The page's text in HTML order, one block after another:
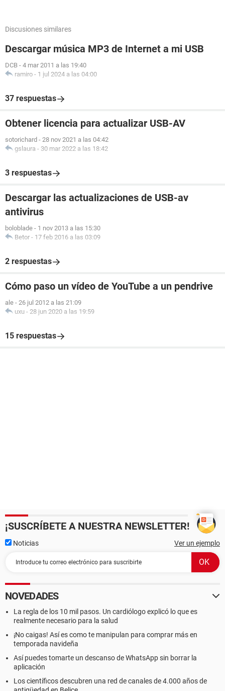
Discusiones similares
Descargar música MP3 de Internet a mi USB
DCB - 4 mar 2011 a las 19:40
ramiro - 1 jul 2024 a las 04:00
37 respuestas
Obtener licencia para actualizar USB-AV
sotorichard - 28 nov 2021 a las 04:42
gslaura - 30 mar 2022 a las 18:42
3 respuestas
Descargar las actualizaciones de USB-av
antivirus
boloblade - 1 nov 2013 a las 15:30
Betor - 17 feb 2016 a las 03:09
2 respuestas
Cómo paso un vídeo de YouTube a un pendrive
ale - 26 jul 2012 a las 21:09
uxu - 28 jun 2020 a las 19:59
15 respuestas
¡SUSCRÍBETE A NUESTRA NEWSLETTER!
Noticias Ver un ejemplo
NOVEDADES
La regla de los 10 mil pasos. Un cardiólogo explicó lo que es
realmente necesario para la salud
¡No caigas! Así es como te manipulan para comprar más en
temporada navideña
Así puedes tomarte un descanso de WhatsApp sin borrar la
aplicación
Los científicos descubren una red de canales de 4.000 años de